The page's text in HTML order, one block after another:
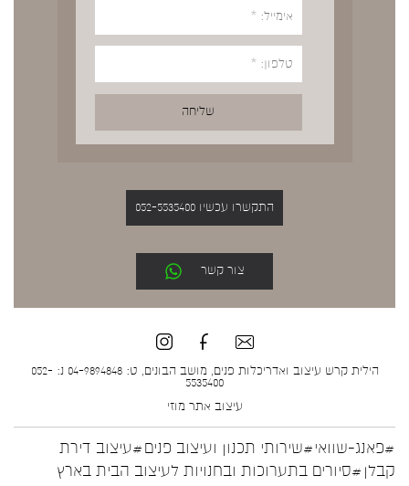
התקשרו עכשיו 052-5535400
צור קשר
הילית קרש עיצוב ואדריכלות פנים, מושב הבונים, ט: 04-9894848 נ: 052-
5535400
עיצוב אתר מוזי
#פאנג-שוואי#שירותי תכנון ועיצוב פנים#עיצוב דירת
קבלן #סיורים בתערוכות ובחנויות לעיצוב הבית בארץ